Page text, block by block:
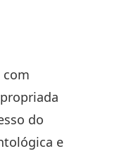
do
e